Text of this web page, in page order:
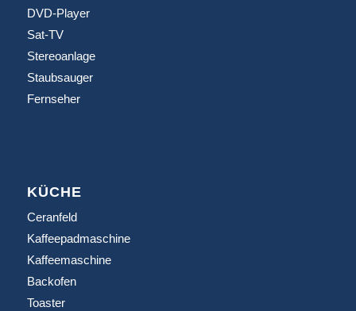
DVD-Player
Sat-TV
Stereoanlage
Staubsauger
Fernseher
KÜCHE
Ceranfeld
Kaffeepadmaschine
Kaffeemaschine
Backofen
Toaster